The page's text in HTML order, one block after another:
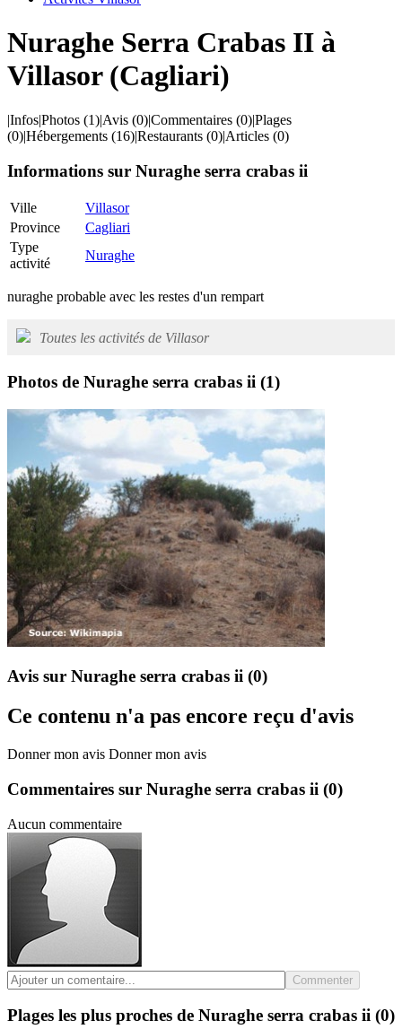
Nuraghe Serra Crabas II à
Villasor (Cagliari)
|Infos|Photos (1)|Avis (0)|Commentaires (0)|Plages
(0)|Hébergements (16)|Restaurants (0)|Articles (0)
Informations sur Nuraghe serra crabas ii
Ville
Villasor
Province
Cagliari
Type
activité
Nuraghe
nuraghe probable avec les restes d'un rempart
Toutes les activités de Villasor
Photos de Nuraghe serra crabas ii (1)
Avis sur Nuraghe serra crabas ii (0)
Ce contenu n'a pas encore reçu d'avis
Donner mon avis Donner mon avis
Commentaires sur Nuraghe serra crabas ii (0)
Aucun commentaire
Commenter
Plages les plus proches de Nuraghe serra crabas ii (0)